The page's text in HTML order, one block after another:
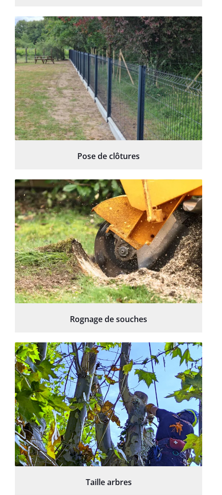
Pose de clôtures
Rognage de souches
Taille arbres